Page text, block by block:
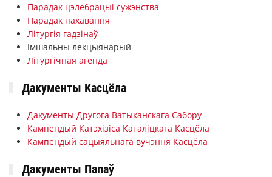
Парадак цэлебрацыі сужэнства
Парадак пахавання
Літургія гадзінаў
Імшальны лекцыянарый
Літургічная агенда
Дакументы Касцёла
Дакументы Другога Ватыканскага Сабору
Кампендый Катэхізіса Каталіцкага Касцёла
Кампендый сацыяльнага вучэння Касцёла
Дакументы Папаў